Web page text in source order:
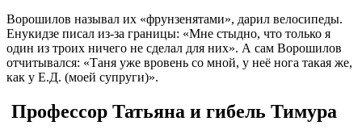
Ворошилов называл их «фрунзенятами», дарил велосипеды.
Енукидзе писал из-за границы: «Мне стыдно, что только я
один из троих ничего не сделал для них». А сам Ворошилов
отчитывался: «Таня уже вровень со мной, у неё нога такая же,
как у Е.Д. (моей супруги)».
Профессор Татьяна и гибель Тимура